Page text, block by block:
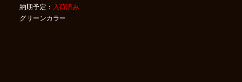
納期予定： 入荷済み
グリーンカラー